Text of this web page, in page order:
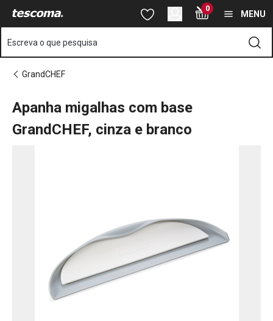
Está na página Apanha migalhas com base GrandCHEF, cinza e
Saltar para o conteúdo principal
Saltar para a pesquisa
Saltar para a navegação 0
MENU
Escreva o que pesquisa
GrandCHEF
Apanha migalhas com base
GrandCHEF, cinza e branco